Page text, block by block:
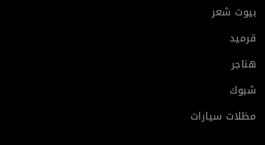
بيوت شعر
قرميد
هناجر
شبوك
مظلات سيارات